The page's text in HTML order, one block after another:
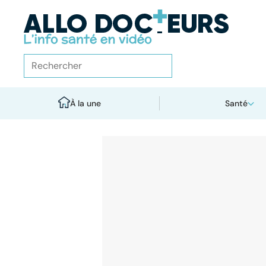
À la une Santé